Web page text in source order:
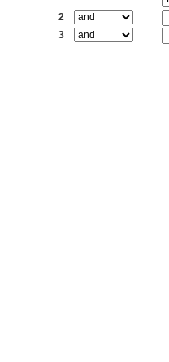
2
3